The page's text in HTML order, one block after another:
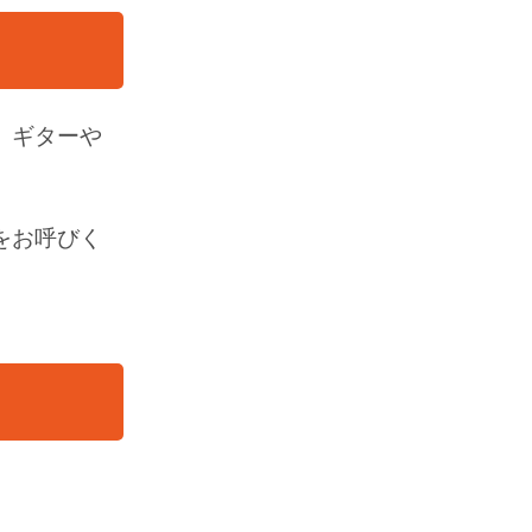
ギターや
呼びく